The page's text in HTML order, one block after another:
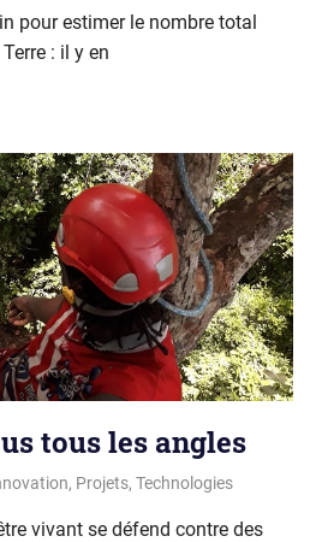
pour estimer le nombre total
: il y en
tous les angles
, Projets, Technologies
vivant se défend contre des